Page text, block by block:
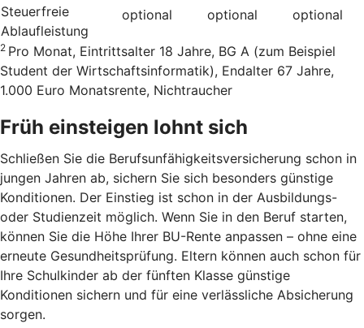
Steuerfreie
Ablaufleistung
optional optional optional
2 Pro Monat, Eintrittsalter 18 Jahre, BG A (zum Beispiel
Student der Wirtschaftsinformatik), Endalter 67 Jahre,
1.000 Euro Monatsrente, Nichtraucher
Früh einsteigen lohnt sich
Schließen Sie die Berufsunfähigkeitsversicherung schon in
jungen Jahren ab, sichern Sie sich besonders günstige
Konditionen. Der Einstieg ist schon in der Ausbildungs-
oder Studienzeit möglich. Wenn Sie in den Beruf starten,
können Sie die Höhe Ihrer BU-Rente anpassen – ohne eine
erneute Gesundheitsprüfung. Eltern können auch schon für
Ihre Schulkinder ab der fünften Klasse günstige
Konditionen sichern und für eine verlässliche Absicherung
sorgen.